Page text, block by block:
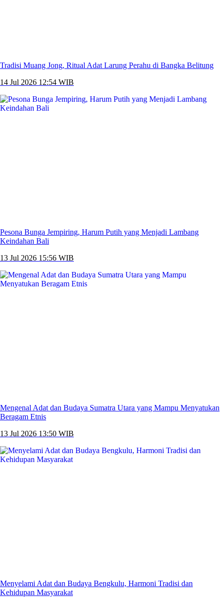
Tradisi Muang Jong, Ritual Adat Larung Perahu di Bangka Belitung
14 Jul 2026 12:54 WIB
Pesona Bunga Jempiring, Harum Putih yang Menjadi Lambang
Keindahan Bali
13 Jul 2026 15:56 WIB
Mengenal Adat dan Budaya Sumatra Utara yang Mampu Menyatukan
Beragam Etnis
13 Jul 2026 13:50 WIB
Menyelami Adat dan Budaya Bengkulu, Harmoni Tradisi dan
Kehidupan Masyarakat